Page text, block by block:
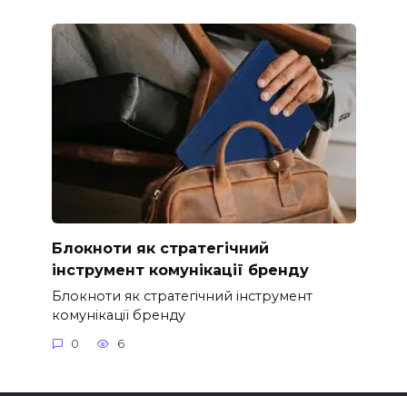
Блокноти як стратегічний
інструмент комунікації бренду
Блокноти як стратегічний інструмент
комунікації бренду
0 6